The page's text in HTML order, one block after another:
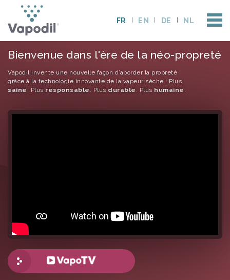
FR EN DE NL
Bienvenue dans l'ère de la néo-propreté
Vapodil invente une nouvelle façon d’aborder la propreté
grâce à la technologie innovante de la vapeur sèche ! Plus
saine . Plus responsable . Plus durable . Plus humaine .
Plus de vidéos